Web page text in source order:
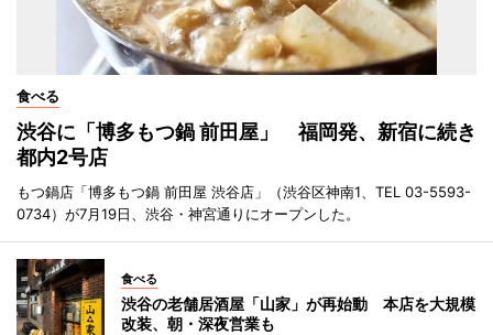
食べる
渋谷に「博多もつ鍋 前田屋」 福岡発、新宿に続き
都内2号店
もつ鍋店「博多もつ鍋 前田屋 渋谷店」（渋谷区神南1、TEL 03-5593-
0734）が7月19日、渋谷・神宮通りにオープンした。
食べる
渋谷の老舗居酒屋「山家」が再始動 本店を大規模
改装、朝・深夜営業も